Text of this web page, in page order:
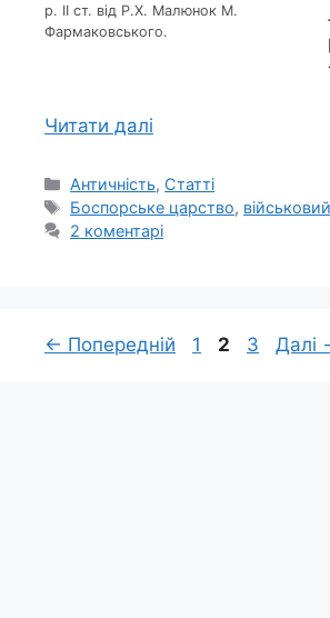
р. ІІ ст. від Р.Х. Малюнок М.
Фармаковського.
Читати далі
Категорії
Античність, Статті
Позначки
Боспорське царство,
2 коментарі
← Попередній Сторінка
1 Сторінка
2 Сторінка
3 Далі